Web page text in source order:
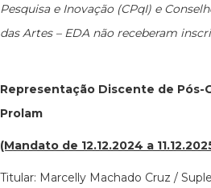
Pesquisa e Inovação (CPqI) e
das Artes – EDA não receberam
Representação Discente de Pós-
Prolam
(Mandato de 12.12.2024 a
Titular: Marcelly Machado Cruz /